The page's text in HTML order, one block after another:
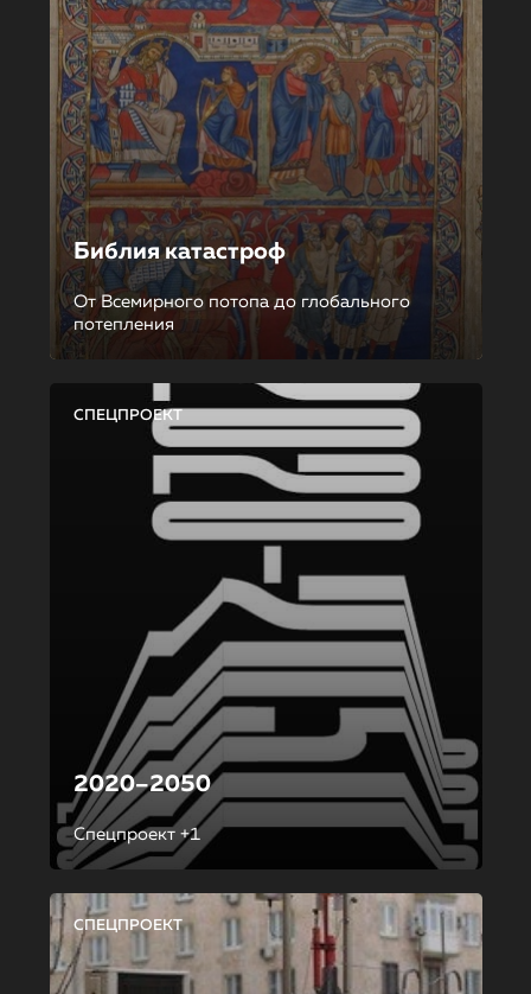
Библия катастроф
От Всемирного потопа до глобального
потепления
СПЕЦПРОЕКТ
2020–2050
Спецпроект +1
СПЕЦПРОЕКТ